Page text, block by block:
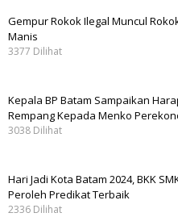
Gempur Rokok Ilegal Muncul
Manis
3377 Dilihat
Kepala BP Batam Sampaikan
Rempang Kepada Menko
3038 Dilihat
Hari Jadi Kota Batam 2024, BKK
Peroleh Predikat Terbaik
2336 Dilihat